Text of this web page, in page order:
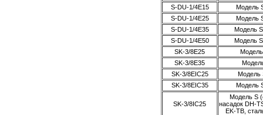
S-DU-1/4E15
Модель
S-DU-1/4E25
Модель
S-DU-1/4E35
Модель
S-DU-1/4E50
Модель
SK-3/8E25
SK-3/8E35
SK-3/8EIC25
Модель
SK-3/8EIC35
Модель
SK-3/8IC25
Модель S
насадок DH-
EK-TB,